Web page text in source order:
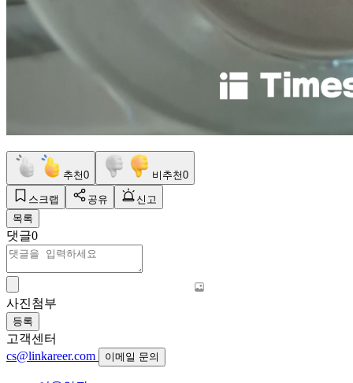
추천0 비추천0
스크랩 공유
신고
목록
댓글0
사진첨부
등록
고객센터
cs@linkareer.com
이메일 문의